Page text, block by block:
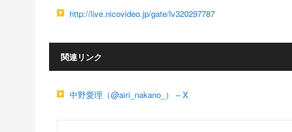
http://live.nicovideo.jp/gate/lv320297787
関連リンク
中野愛理（@airi_nakano_） – X